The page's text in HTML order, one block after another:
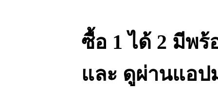
ซื้อ 1 ได้ 2 มีพร้
และ ดูผ่านแอป